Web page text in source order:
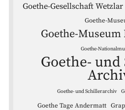
Goethe-Gesellschaft Wetzlar
Goethe-
Goethe-
Goethe-
Goethe-
Goethe- und Schillerarchiv
Goethe Tage Andermatt